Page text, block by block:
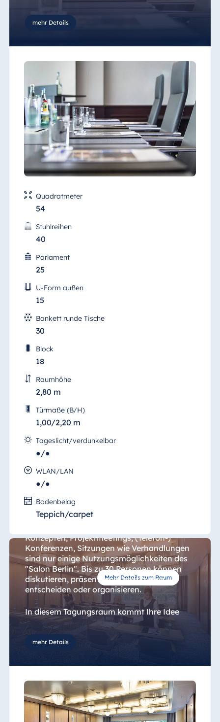
mehr Details
Quadratmeter
54
Stuhlreihen
40
Parlament
25
U-Form außen
15
Bankett runde Tische
30
Block
18
Raumhöhe
2,80 m
Türmaße (B/H)
1,00/2,20 m
Tageslicht/verdunkelbar
●/●
WLAN/LAN
●/●
Bodenbelag
Teppich/carpet
Mehr Details zum Raum
Salon Berlin
Die von modernen Medien unterstützte
Konzepten, Projektmeetings, (Telefon-)
Konferenzen, Sitzungen wie Verhandlungen
sind nur einige Nutzungsmöglichkeiten des
"Salon Berlin". Bis zu 30 Personen können
diskutieren, präsentieren, abstimmen,
entscheiden oder organisieren.
In diesem Tagungsraum kommt Ihre Idee
optimal zur Geltung. Das
Kommunikationsziel in Frankfurt ist die
Fokussierung auf die Aussagekraft Ihrer
mehr Details